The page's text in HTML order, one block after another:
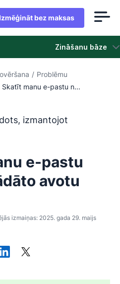
Izmēģināt bez maksas
Zināšanu bāze
/ Problēmu
Skatīt manu e-pastu n...
valodas, izmantojot
izmantojot
e-pastu
avotu
izmaiņas: 2025. gada 29. maijs